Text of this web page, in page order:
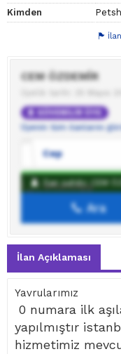
Kimden
CEM ÖZDEMİR
Üyenin tüm ilanlarını
Cep
WhatsApp
İlan
İlan sahibi: CEM
Ara
İlan Açıklaması
Yavrularımız
0 numara ilk
yapılmıştır
hizmetimiz